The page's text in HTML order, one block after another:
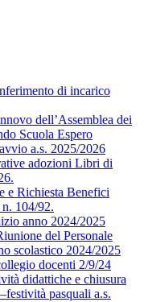
di incarico
dell’Assemblea dei
Scuola Espero
a.s. 2025/2026
adozioni Libri di
e Richiesta Benefici
104/92.
anno 2024/2025
del Personale
scolastico 2024/2025
docenti 2/9/24
didattiche e chiusura
pasquali a.s.